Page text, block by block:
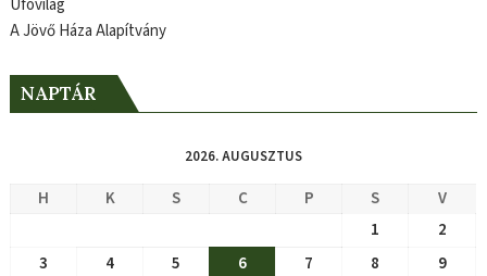
Ufóvilág
A Jövő Háza Alapítvány
NAPTÁR
2026. AUGUSZTUS
H K S C P S
V
1
2
3
4 5 6 7 8
9